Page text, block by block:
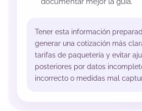
Tener esta información
generar una cotización más
tarifas de paquetería y evitar
posteriores por datos
incorrecto o medidas mal